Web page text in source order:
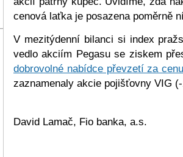
cenová laťka je posazena poměrně
V mezitýdenní bilanci si index
vedlo akciím Pegasu se ziskem
dobrovolné nabídce převzetí za
zaznamenaly akcie pojišťovny VIG
David Lamač, Fio banka, a.s.